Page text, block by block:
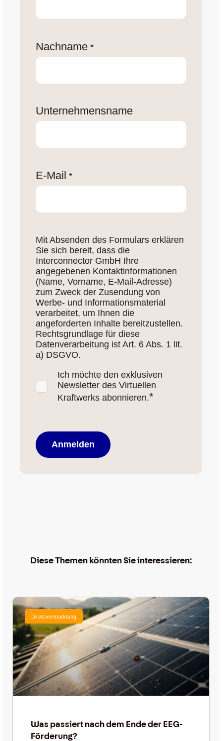
Nachname *
Unternehmensname
E-Mail *
Mit Absenden des Formulars erklären
Sie sich bereit, dass die
Interconnector GmbH Ihre
angegebenen Kontaktinformationen
(Name, Vorname, E-Mail-Adresse)
zum Zweck der Zusendung von
Werbe- und Informationsmaterial
verarbeitet, um Ihnen die
angeforderten Inhalte bereitzustellen.
Rechtsgrundlage für diese
Datenverarbeitung ist Art. 6 Abs. 1 lit.
a) DSGVO.
Ich möchte den exklusiven
Newsletter des Virtuellen
Kraftwerks abonnieren.*
Diese Themen könnten Sie interessieren:
Direktvermarktung
Was passiert nach dem Ende der EEG-
Förderung?